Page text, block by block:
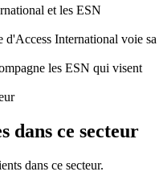
et les ESN
International voie sa
les ESN qui visent
dans ce secteur
dans ce secteur.